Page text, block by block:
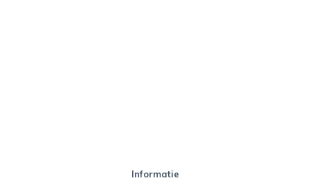
Informatie